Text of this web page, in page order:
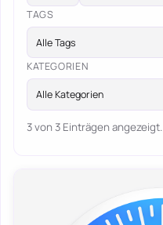
TAGS
Alle Tags
KATEGORIEN
Alle Kategorien
3 von 3 Einträgen angezeigt.